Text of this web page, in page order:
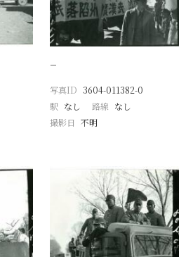
−
写真ID 3604-011382-0
駅 なし 路線 なし
撮影日 不明